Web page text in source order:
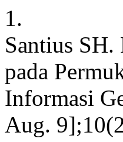
1.
Santius SH.
pada
Informasi
Aug.